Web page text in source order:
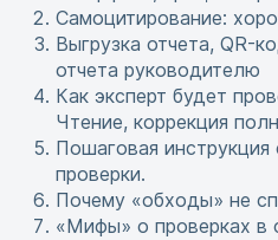
Самоцитирование:
Выгрузка отчета, QR-
отчета руководителю
Как эксперт будет
Чтение, коррекция
Пошаговая инструкция
проверки.
Почему «обходы» не
«Мифы» о проверках в